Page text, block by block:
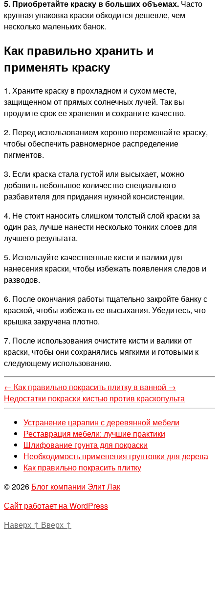
5. Приобретайте краску в больших объемах. Часто
крупная упаковка краски обходится дешевле, чем
несколько маленьких банок.
Как правильно хранить и
применять краску
1. Храните краску в прохладном и сухом месте,
защищенном от прямых солнечных лучей. Так вы
продлите срок ее хранения и сохраните качество.
2. Перед использованием хорошо перемешайте краску,
чтобы обеспечить равномерное распределение
пигментов.
3. Если краска стала густой или высыхает, можно
добавить небольшое количество специального
разбавителя для придания нужной консистенции.
4. Не стоит наносить слишком толстый слой краски за
один раз, лучше нанести несколько тонких слоев для
лучшего результата.
5. Используйте качественные кисти и валики для
нанесения краски, чтобы избежать появления следов и
разводов.
6. После окончания работы тщательно закройте банку с
краской, чтобы избежать ее высыхания. Убедитесь, что
крышка закручена плотно.
7. После использования очистите кисти и валики от
краски, чтобы они сохранялись мягкими и готовыми к
следующему использованию.
← Как правильно покрасить плитку в ванной →
Недостатки покраски кистью против краскопульта
Устранение царапин с деревянной мебели
Реставрация мебели: лучшие практики
Шлифование грунта для покраски
Необходимость применения грунтовки для дерева
Как правильно покрасить плитку
© 2026 Блог компании Элит Лак
Сайт работает на WordPress
Наверх ↑ Вверх ↑